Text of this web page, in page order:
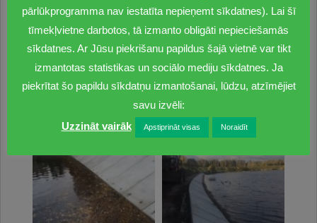
pārlūkprogramma nav iestatīta nepieņemt sīkdatnes). Lai šī
tīmekļvietne darbotos, tā izmanto obligāti nepieciešamās
sīkdatnes. Ar Jūsu piekrišanu papildus šajā vietnē var tikt
izmantotas statistikas un sociālo mediju sīkdatnes. Ja
piekrītat šo papildu sīkdatņu izmantošanai, lūdzu, atzīmējiet
savu izvēli:
Uzzināt vairāk
Apstiprināt visas Noraidīt